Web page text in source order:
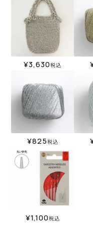
¥3,630税込
¥825税込
¥1,100税込